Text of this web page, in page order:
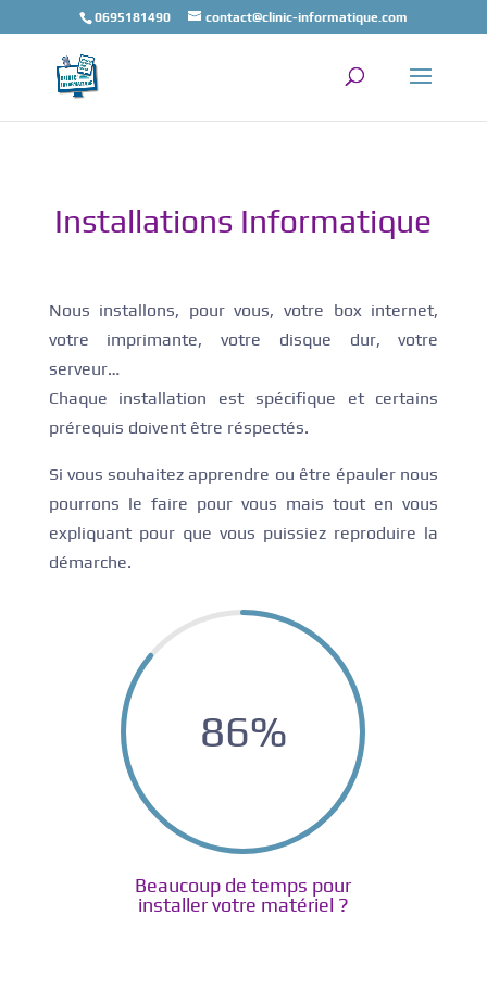
0695181490 contact@clinic-informatique.com
Installations Informatique
Nous installons, pour vous, votre box internet,
votre imprimante, votre disque dur, votre
serveur…
Chaque installation est spécifique et certains
prérequis doivent être réspectés.
Si vous souhaitez apprendre ou être épauler nous
pourrons le faire pour vous mais tout en vous
expliquant pour que vous puissiez reproduire la
démarche.
86%
Beaucoup de temps pour
installer votre matériel ?